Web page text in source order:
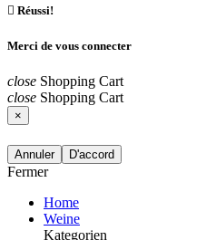
 Réussi!
Merci de vous connecter
close Shopping Cart
close Shopping Cart
×
Annuler D'accord
Fermer
Home
Weine
Kategorien